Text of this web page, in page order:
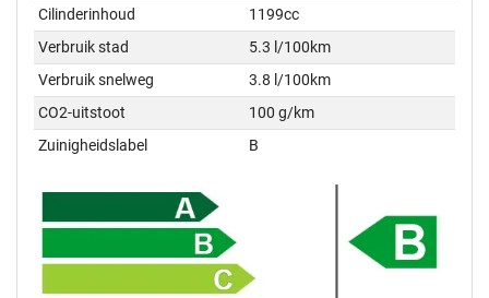
Cilinderinhoud
1199cc
Verbruik stad
5.3 l/100km
Verbruik snelweg
3.8 l/100km
CO2-uitstoot
100 g/km
Zuinigheidslabel
B